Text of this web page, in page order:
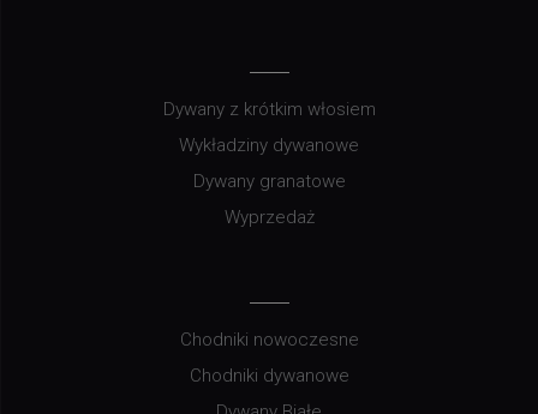
Dywany z krótkim włosiem
Wykładziny dywanowe
Dywany granatowe
Wyprzedaż
Chodniki nowoczesne
Chodniki dywanowe